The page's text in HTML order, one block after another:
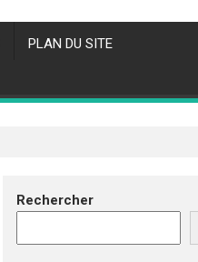
PLAN DU SITE
Rechercher